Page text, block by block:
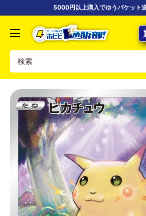
5000円以上購入でゆうパケット
【ポ
ケ
専
門
カ
ー
ド
シ
ョ
ッ
プ
ホ
ビ